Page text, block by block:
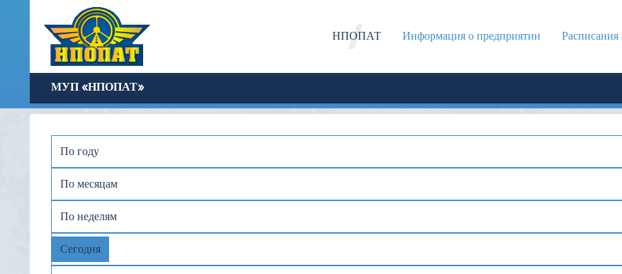
НПОПАТ Информация о предприятии Расписания
МУП «НПОПАТ»
По году
По месяцам
По неделям
Сегодня